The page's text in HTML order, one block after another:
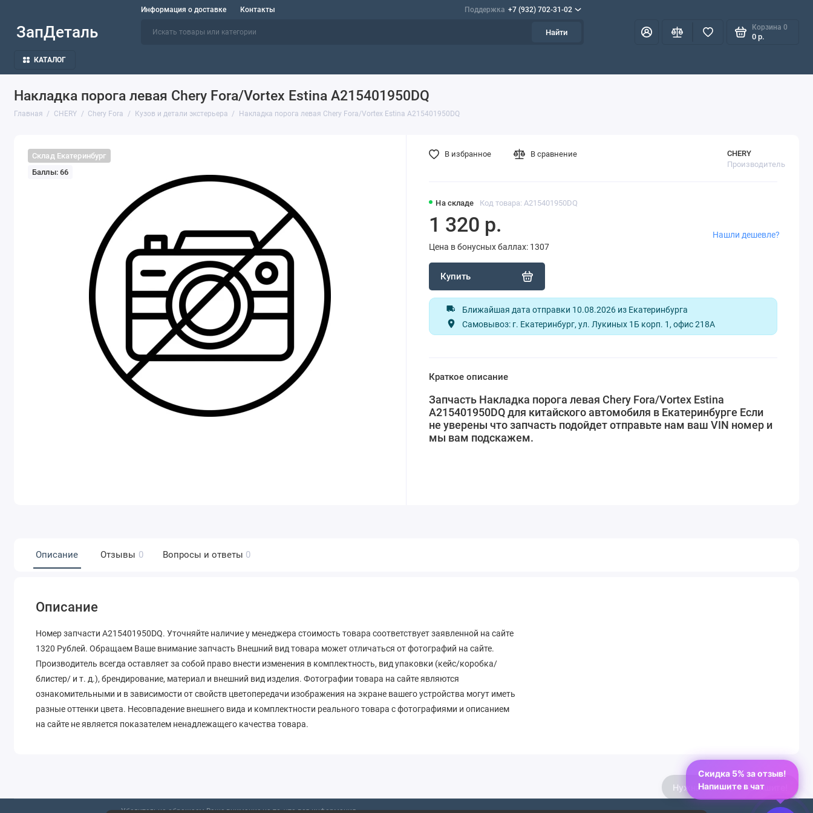
Информация о доставке Контакты Поддержка +7 (932) 702-31-02
ЗапДеталь Найти
Корзина 0
0 р.
КАТАЛОГ
Накладка порога левая Chery Fora/Vortex Estina A215401950DQ
Главная CHERY Chery Fora Кузов и детали экстерьера Накладка порога левая Chery Fora/Vortex Estina A215401950DQ
Склад Екатеринбург
Баллы: 66
На складе Код товара: A215401950DQ
CHERY
Производитель
1 320 р.
Цена в бонусных баллах: 1307
Купить
Нашли дешевле?
Ближайшая дата отправки 10.08.2026 из Екатеринбурга
Самовывоз: г. Екатеринбург, ул. Лукиных 1Б корп. 1, офис 218А
В избранное В сравнение
Краткое описание
Запчасть Накладка порога левая Chery Fora/Vortex Estina
A215401950DQ для китайского автомобиля в Екатеринбурге Если
не уверены что запчасть подойдет отправьте нам ваш VIN номер и
мы вам подскажем.
Описание Отзывы 0 Вопросы и ответы 0
Описание
Номер запчасти A215401950DQ. Уточняйте наличие у менеджера стоимость товара соответствует заявленной на сайте
1320 Рублей. Обращаем Ваше внимание запчасть Внешний вид товара может отличаться от фотографий на сайте.
Производитель всегда оставляет за собой право внести изменения в комплектность, вид упаковки (кейс/коробка/
блистер/ и т. д.), брендирование, материал и внешний вид изделия. Фотографии товара на сайте являются
ознакомительными и в зависимости от свойств цветопередачи изображения на экране вашего устройства могут иметь
разные оттенки цвета. Несовпадение внешнего вида и комплектности реального товара с фотографиями и описанием
на сайте не является показателем ненадлежащего качества товара.
Скидка 5% за отзыв!
Напишите в чат